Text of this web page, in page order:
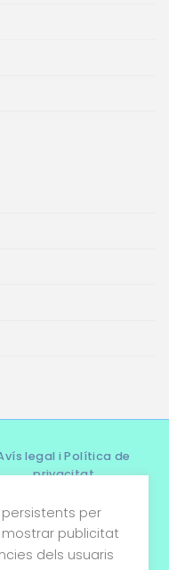
legal i Política de
privacitat
Termes i condicions
Política de cookies
per
mostrar publicitat
dels usuaris